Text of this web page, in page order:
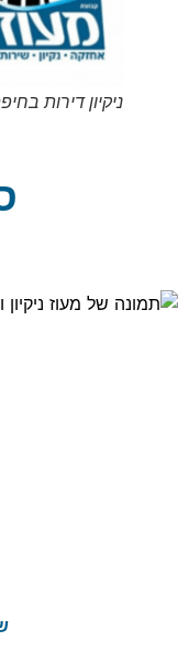
ניקיון דירות בחיפה